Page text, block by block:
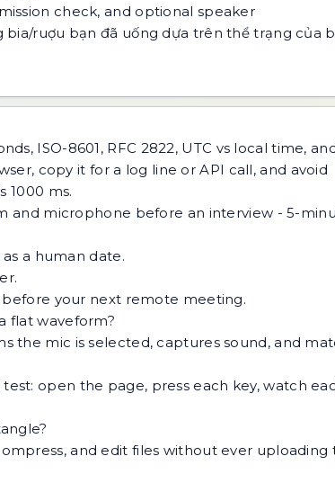
check, and optional speaker
ruợu bạn đã uống dựa trên thể trạng của
ISO-8601, RFC 2822, UTC vs local time,
copy it for a log line or API call, and avoid
1000 ms.
and microphone before an interview - 5-
a human date.
your next remote meeting.
flat waveform?
the mic is selected, captures sound, and
open the page, press each key, watch
and edit files without ever uploading